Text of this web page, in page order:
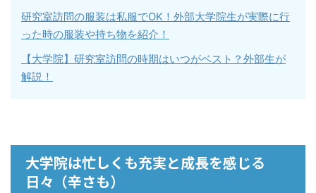
研究室訪問の服装は私服でOK！外部大学院生が実際に行
った時の服装や持ち物を紹介！
【大学院】研究室訪問の時期はいつがベスト？外部生が
解説！
大学院は忙しくも充実と成長を感じる
日々（辛さも）